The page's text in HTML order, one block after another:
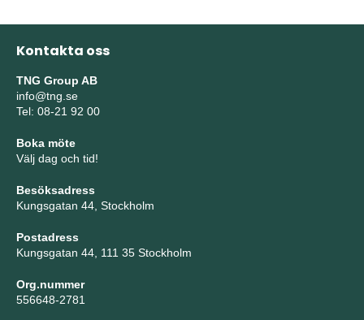
Kontakta oss
TNG Group AB
info@tng.se
Tel: 08-21 92 00
Boka möte
Välj dag och tid!
Besöksadress
Kungsgatan 44, Stockholm
Postadress
Kungsgatan 44, 111 35 Stockholm
Org.nummer
556648-2781